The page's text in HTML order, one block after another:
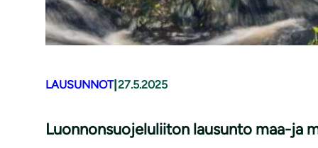
LAUSUNNOT|27.5.2025
Luonnonsuojeluliiton lausunto maa-ja